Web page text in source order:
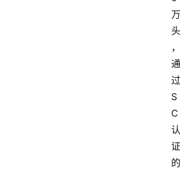
万
头
，
通
过
S
C
认
证
的